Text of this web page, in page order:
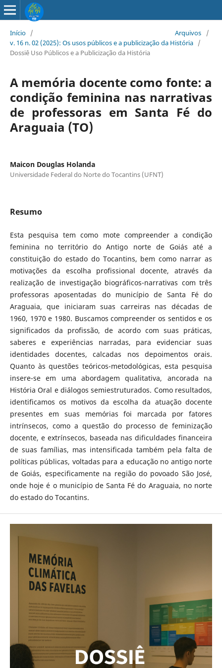
Início / Arquivos
/
v. 16 n. 02 (2025): Os usos públicos e a publicização da História /
Dossiê Uso Públicos e a Publicização da História
A memória docente como fonte: a
condição feminina nas narrativas
de professoras em Santa Fé do
Araguaia (TO)
Maicon Douglas Holanda
Universidade Federal do Norte do Tocantins (UFNT)
Resumo
Esta pesquisa tem como mote compreender a condição
feminina no território do Antigo norte de Goiás até a
constituição do estado do Tocantins, bem como narrar as
motivações da escolha profissional docente, através da
realização de investigação biográficos-narrativas com três
professoras aposentadas do município de Santa Fé do
Araguaia, que iniciaram suas carreiras nas décadas de
1960, 1970 e 1980. Buscamos compreender os sentidos e os
significados da profissão, de acordo com suas práticas,
saberes e experiências narradas, para evidenciar suas
identidades docentes, calcadas nos depoimentos orais.
Quanto às questões teóricos-metodológicas, esta pesquisa
insere-se em uma abordagem qualitativa, ancorada na
História Oral e diálogos semiestruturados. Como resultados,
identificamos os motivos da escolha da atuação docente
presentes em suas memórias foi marcada por fatores
intrínsecos, como a questão do processo de feminização
docente, e extrínsecos, baseada nas dificuldades financeira
de suas famílias, mas intensificada também pela falta de
políticas públicas, voltadas para a educação no antigo norte
de Goiás, especificamente na região do povoado São José,
onde hoje é o município de Santa Fé do Araguaia, no norte
do estado do Tocantins.